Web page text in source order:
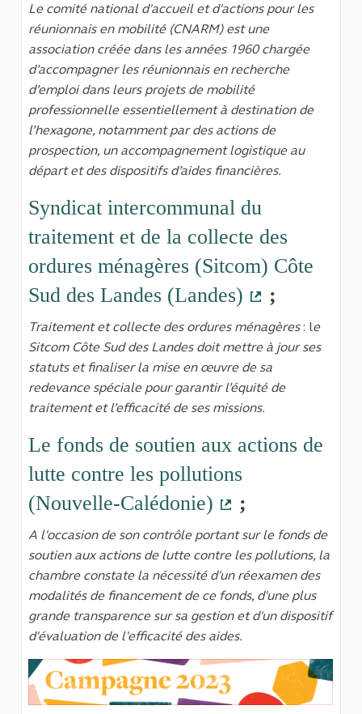
Le comité national d'accueil et d'actions pour les
réunionnais en mobilité (CNARM) est une
association créée dans les années 1960 chargée
d’accompagner les réunionnais en recherche
d’emploi dans leurs projets de mobilité
professionnelle essentiellement à destination de
l’hexagone, notamment par des actions de
prospection, un accompagnement logistique au
départ et des dispositifs d’aides financières.
Syndicat intercommunal du
traitement et de la collecte des
ordures ménagères (Sitcom) Côte
Sud des Landes (Landes)
(Lien
;
Traitement et collecte des ordures ménagères: le
Sitcom Côte Sud des Landes doit mettre à jour ses
statuts et finaliser la mise en œuvre de sa
redevance spéciale pour garantir l’équité de
traitement et l’efficacité de ses missions.
Le fonds de soutien aux actions de
lutte contre les pollutions
(Nouvelle-Calédonie)
(Lien externe)
;
A l'occasion de son contrôle portant sur le fonds de
soutien aux actions de lutte contre les pollutions, la
chambre constate la nécessité d'un réexamen des
modalités de financement de ce fonds, d'une plus
grande transparence sur sa gestion et d'un dispositif
d'évaluation de l'efficacité des aides.